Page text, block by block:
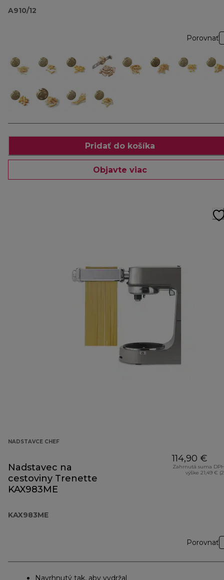
A910/12
Porovnať
Pridať do košíka
Objavte viac
NADSTAVCE CHEF
Nadstavec na
cestoviny Trenette
KAX983ME
KAX983ME
114,90 €
Zahrnutá suma
výške 21,49 €
Porovnať